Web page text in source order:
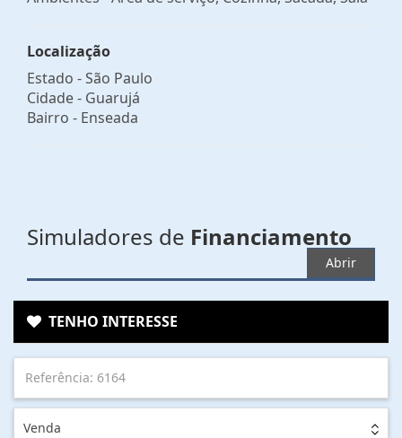
Localização
Estado -São Paulo
Cidade - Guarujá
Bairro - Enseada
Simuladores de Financiamento
Abrir
TENHO INTERESSE
Venda